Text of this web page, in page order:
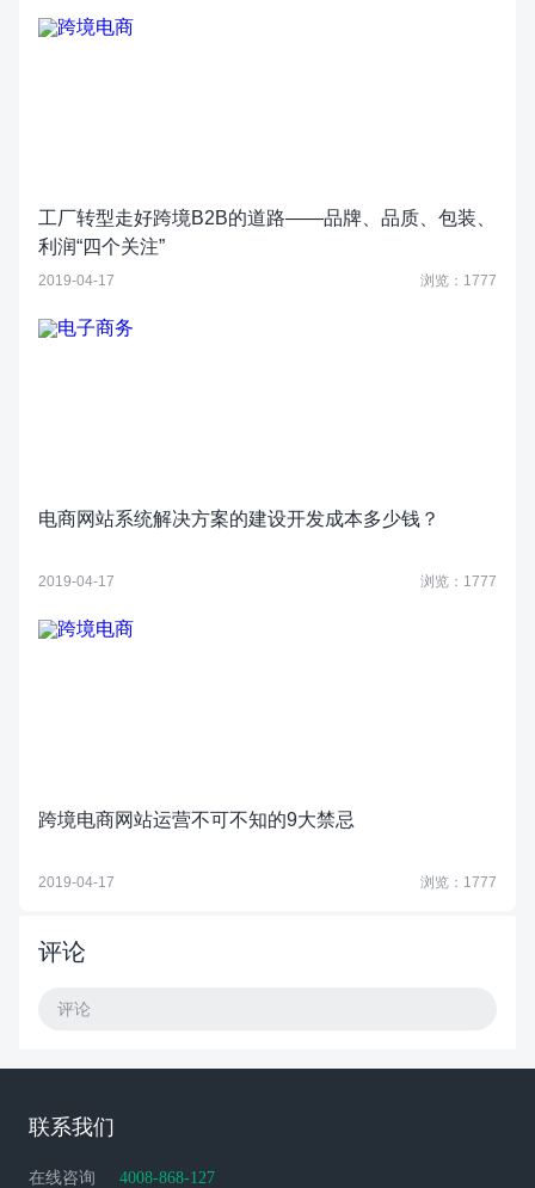
工厂转型走好跨境B2B的道路——品牌、品质、包装、
利润“四个关注”
2019-04-17 浏览：1777
电商网站系统解决方案的建设开发成本多少钱？
2019-04-17 浏览：1777
跨境电商网站运营不可不知的9大禁忌
2019-04-17 浏览：1777
评论
评论
联系我们
在线咨询 4008-868-127